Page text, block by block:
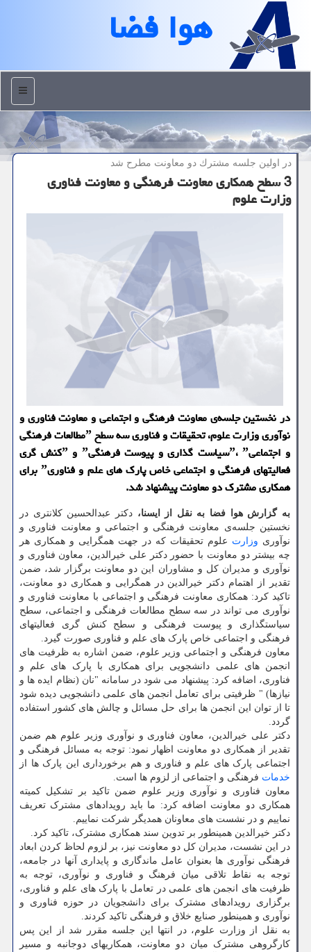
هوا فضا
منو
در اولین جلسه مشترك دو معاونت مطرح شد
3 سطح همکاری معاونت فرهنگی و معاونت فناوری
وزارت علوم
در نخستین جلسه‌ی معاونت فرهنگی و اجتماعی و معاونت فناوری و
نوآوری وزارت علوم، تحقیقات و فناوری سه سطح ˮمطالعات فرهنگی
و اجتماعیˮ، ˮسیاست گذاری و پیوست فرهنگیˮ و ˮکنش گری
فعالیتهای فرهنگی و اجتماعی خاص پارک های علم و فناوریˮ برای
همکاری مشترک دو معاونت پیشنهاد شد.
به گزارش هوا فضا به نقل از ایسنا،دکتر عبدالحسین کلانتری در
نخستین جلسه‌ی معاونت فرهنگی و اجتماعی و معاونت فناوری و
نوآوری وزارت علوم تحقیقات که در جهت همگرایی و همکاری هر
چه بیشتر دو معاونت با حضور دکتر علی خیرالدین، معاون فناوری و
نوآوری و مدیران کل و مشاوران این دو معاونت برگزار شد، ضمن
تقدیر از اهتمام دکتر خیرالدین در همگرایی و همکاری دو معاونت،
تاکید کرد: همکاری معاونت فرهنگی و اجتماعی با معاونت فناوری و
نوآوری می تواند در سه سطح مطالعات فرهنگی و اجتماعی، سطح
سیاستگذاری و پیوست فرهنگی و سطح کنش گری فعالیتهای
فرهنگی و اجتماعی خاص پارک های علم و فناوری صورت گیرد.
معاون فرهنگی و اجتماعی وزیر علوم، ضمن اشاره به ظرفیت های
انجمن های علمی دانشجویی برای همکاری با پارک های علم و
فناوری، اضافه کرد: پیشنهاد می شود در سامانه "نان (نظام ایده ها و
نیازها) " ظرفیتی برای تعامل انجمن های علمی دانشجویی دیده شود
تا از توان این انجمن ها برای حل مسائل و چالش های کشور استفاده
گردد.
دکتر علی خیرالدین، معاون فناوری و نوآوری وزیر علوم هم ضمن
تقدیر از همکاری دو معاونت اظهار نمود: توجه به مسائل فرهنگی و
اجتماعی پارک های علم و فناوری و هم برخورداری این پارک ها از
خدمات فرهنگی و اجتماعی از لزوم ها است.
معاون فناوری و نوآوری وزیر علوم ضمن تاکید بر تشکیل کمیته
همکاری دو معاونت اضافه کرد: ما باید رویدادهای مشترک تعریف
نماییم و در نشست های معاونان همدیگر شرکت نماییم.
دکتر خیرالدین همینطور بر تدوین سند همکاری مشترک، تاکید کرد.
در این نشست، مدیران کل دو معاونت نیز، بر لزوم لحاظ کردن ابعاد
فرهنگی نوآوری ها بعنوان عامل ماندگاری و پایداری آنها در جامعه،
توجه به نقاط تلاقی میان فرهنگ و فناوری و نوآوری، توجه به
ظرفیت های انجمن های علمی در تعامل با پارک های علم و فناوری،
برگزاری رویدادهای مشترک برای دانشجویان در حوزه فناوری و
نوآوری و همینطور صنایع خلاق و فرهنگی تاکید کردند.
به نقل از وزارت علوم، در انتها این جلسه مقرر شد از این پس
کارگروهی مشترک میان دو معاونت، همکاریهای دوجانبه و مسیر